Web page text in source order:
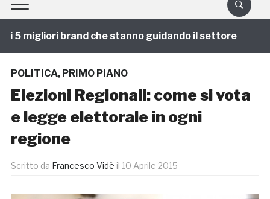
migliori brand che stanno guidando il settore
POLITICA, PRIMO PIANO
Elezioni Regionali: come si vota
e legge elettorale in ogni
regione
Scritto da Francesco Vidè il 10 Aprile 2015